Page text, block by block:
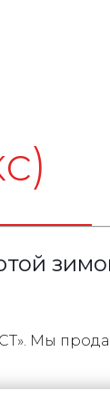
Мы